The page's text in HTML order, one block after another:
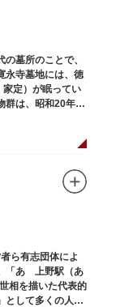
墓所のことで、
永寺墓地には、徳
定）が眠ってい
群は、昭和20年
ら有志団体によ
「あゝ上野駅（あ
相を描いた代表的
として多くの人々